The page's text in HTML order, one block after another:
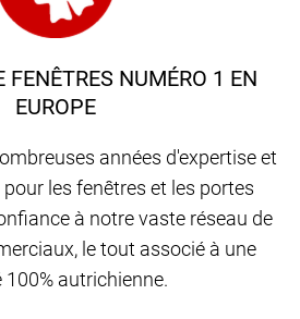
FENÊTRES NUMÉRO 1 EN
EUROPE
années d'expertise et
les fenêtres et les portes
à notre vaste réseau de
le tout associé à une
100% autrichienne.